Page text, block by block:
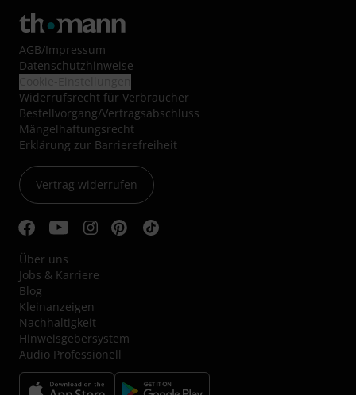
AGB/Impressum
Datenschutzhinweise
Widerrufsrecht für Verbraucher
Bestellvorgang/Vertragsabschluss
Mängelhaftungsrecht
Erklärung zur Barrierefreiheit
Vertrag widerrufen
Über uns
Jobs & Karriere
Blog
Kleinanzeigen
Nachhaltigkeit
Hinweisgebersystem
Audio Professionell